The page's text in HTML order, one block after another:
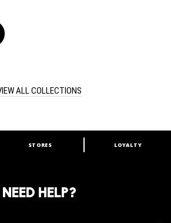
ALL COLLECTIONS
LOVER?
STORES LOYALTY
NEED HELP?